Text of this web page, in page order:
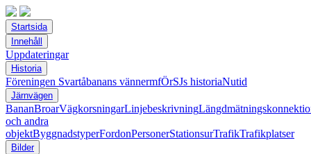
Startsida
Innehåll
Uppdateringar
Historia
Föreningen Svartåbanans vännermfÖrSJs historiaNutid
Järnvägen
BananBroarVägkorsningarLinjebeskrivning
och andra
objektByggnadstyperFordonPersonerStationsurTrafikTrafikplatser
Bilder